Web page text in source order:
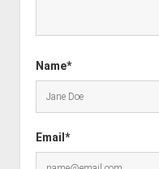
Name*
Email*